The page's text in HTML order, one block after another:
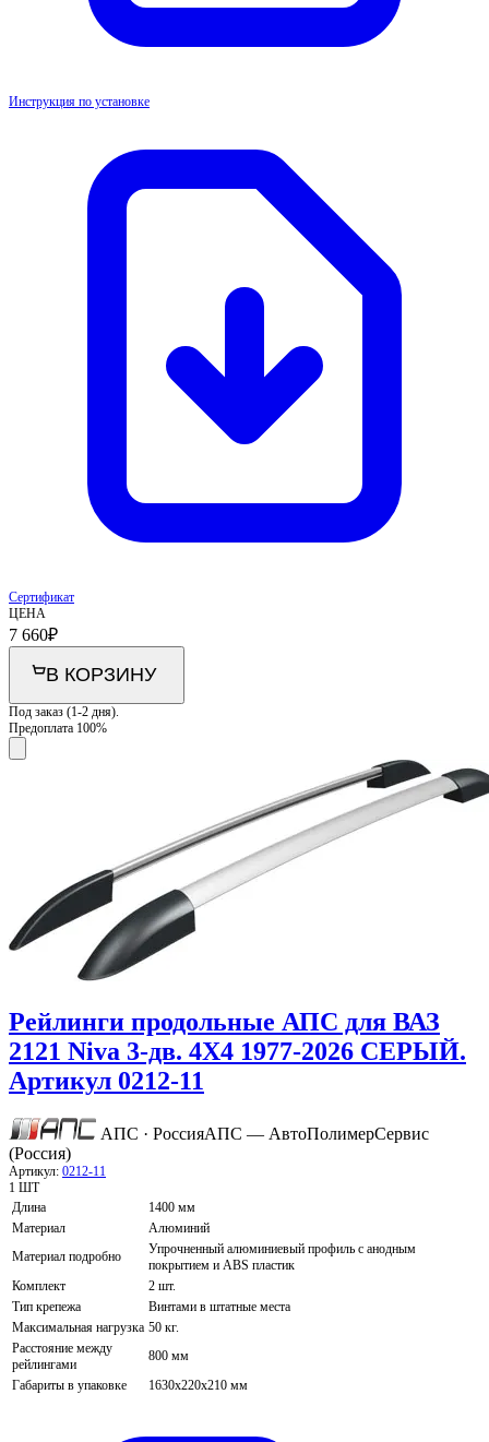
Инструкция по установке
Сертификат
ЦЕНА
7 660₽
В КОРЗИНУ
Под заказ (1-2 дня).
Предоплата 100%
Рейлинги продольные АПС для ВАЗ
2121 Niva 3-дв. 4Х4 1977-2026 СЕРЫЙ.
Артикул 0212-11
АПС · РоссияАПС — АвтоПолимерСервис
(Россия)
Артикул: 0212-11
1 ШТ
Длина
1400 мм
Материал
Алюминий
Материал подробно
Упрочненный алюминиевый профиль с анодным
покрытием и ABS пластик
Комплект
2 шт.
Тип крепежа
Винтами в штатные места
Максимальная нагрузка 50 кг.
Расстояние между
рейлингами
800 мм
Габариты в упаковке
1630х220х210 мм